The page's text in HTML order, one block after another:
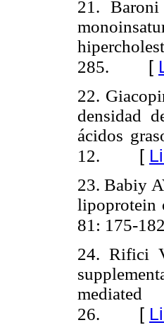
21.
285. [
22.
densidad
ácidos
12. [
23. Babiy
lipoprotein
81: 175-
24. Rifici
26. [